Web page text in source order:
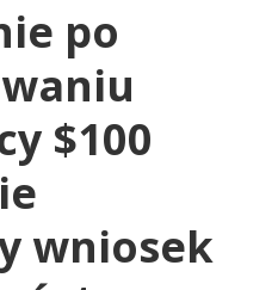
po
$100
wniosek